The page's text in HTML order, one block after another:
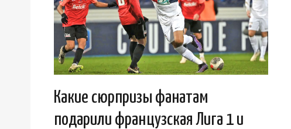
Какие сюрпризы фанатам
подарили французская Лига 1 и